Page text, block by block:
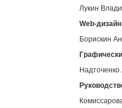
Лукин
Web-
Борискин